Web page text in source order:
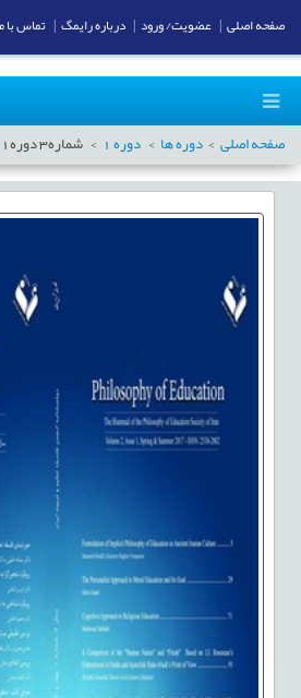
صفحه اصلی دوره ها دوره1 شماره3دوره1
صفحه اصلی عضویت/ ورود درباره رایمگ تماس با ما